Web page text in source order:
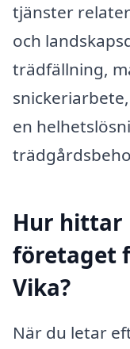
tjänster
och
trädfällning,
en
Hur hittar
företaget
Vika?
När du letar